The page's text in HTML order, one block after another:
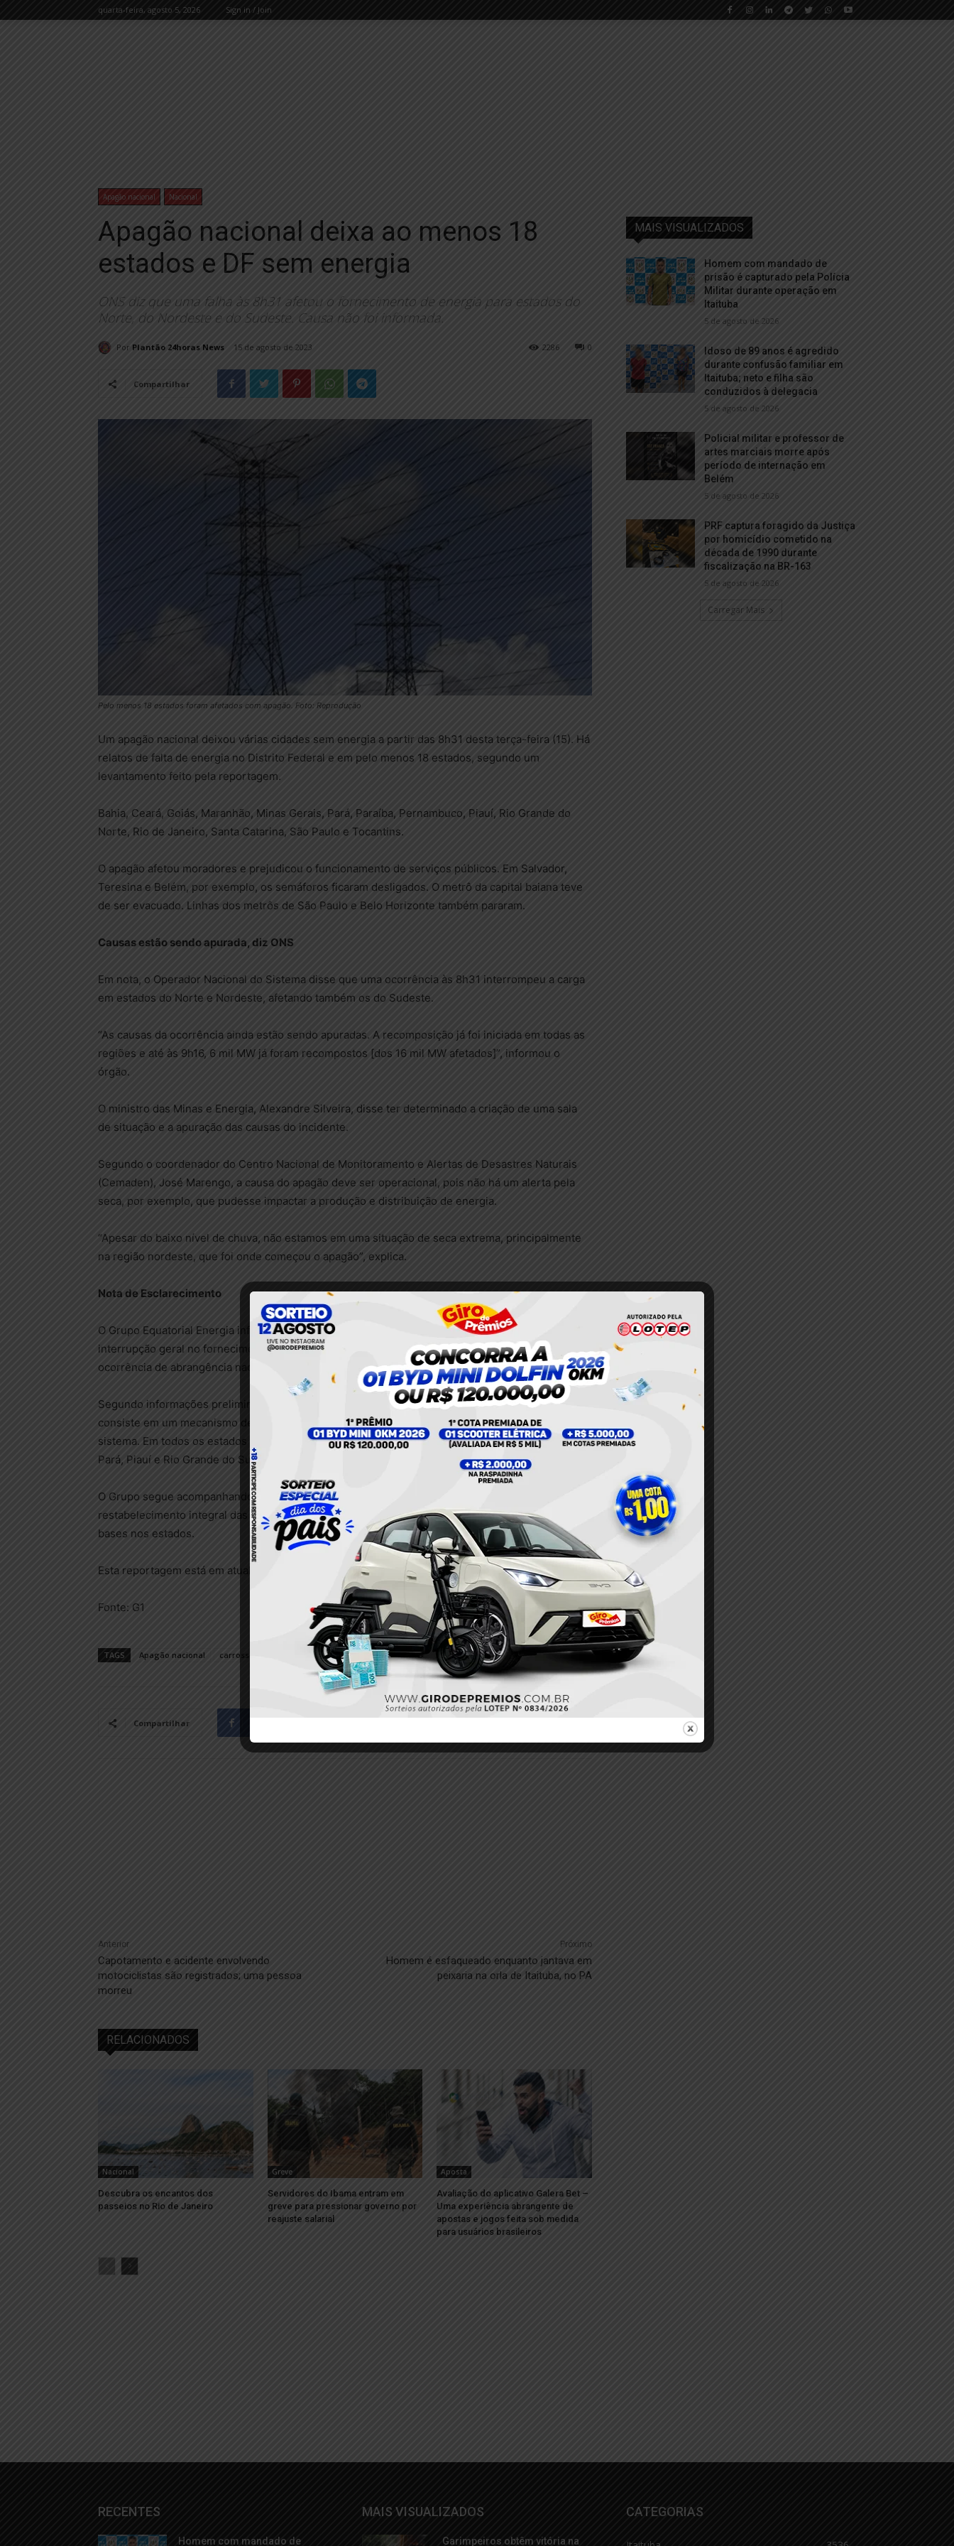
quarta-feira, agosto 5, 2026 Sign in / Join
Apagão nacional Nacional
Apagão nacional deixa ao menos 18
estados e DF sem energia
ONS diz que uma falha às 8h31 afetou o fornecimento de energia para estados do
Norte, do Nordeste e do Sudeste. Causa não foi informada.
Por Plantão 24horas News 15 de agosto de 2023 0
2286
Compartilhar
Pelo menos 18 estados foram afetados com apagão. Foto: Reprodução
Um apagão nacional deixou várias cidades sem energia a partir das 8h31 desta terça-feira (15). Há
relatos de falta de energia no Distrito Federal e em pelo menos 18 estados, segundo um
levantamento feito pela reportagem.
Bahia, Ceará, Goiás, Maranhão, Minas Gerais, Pará, Paraíba, Pernambuco, Piauí, Rio Grande do
Norte, Rio de Janeiro, Santa Catarina, São Paulo e Tocantins.
O apagão afetou moradores e prejudicou o funcionamento de serviços públicos. Em Salvador,
Teresina e Belém, por exemplo, os semáforos ficaram desligados. O metrô da capital baiana teve
de ser evacuado. Linhas dos metrôs de São Paulo e Belo Horizonte também pararam.
Causas estão sendo apurada, diz ONS
Em nota, o Operador Nacional do Sistema disse que uma ocorrência às 8h31 interrompeu a carga
em estados do Norte e Nordeste, afetando também os do Sudeste.
“As causas da ocorrência ainda estão sendo apuradas. A recomposição já foi iniciada em todas as
regiões e até às 9h16, 6 mil MW já foram recompostos [dos 16 mil MW afetados]”, informou o
órgão.
O ministro das Minas e Energia, Alexandre Silveira, disse ter determinado a criação de uma sala
de situação e a apuração das causas do incidente.
Segundo o coordenador do Centro Nacional de Monitoramento e Alertas de Desastres Naturais
(Cemaden), José Marengo, a causa do apagão deve ser operacional, pois não há um alerta pela
seca, por exemplo, que pudesse impactar a produção e distribuição de energia.
“Apesar do baixo nível de chuva, não estamos em uma situação de seca extrema, principalmente
na região nordeste, que foi onde começou o apagão”, explica.
Nota de Esclarecimento
O Grupo Equatorial Energia informa que houve registro, a partir das 8h31 desta terça-feira (15), de
interrupção geral no fornecimento de energia em vários estados do país, provocado por uma
ocorrência de abrangência nacional.
Segundo informações preliminares, houve atuação do Esquema Regional de Alívio de Carga, que
consiste em um mecanismo de proteção da rede para tentar restringir a perda de carga no
sistema. Em todos os estados em que há concessão do Grupo (Alagoas, Amapá, Maranhão, Goiás,
Pará, Piauí e Rio Grande do Sul, a normalização já foi iniciada.
O Grupo segue acompanhando junto ao Operador Nacional do Sistema as providências para o
restabelecimento integral das cargas e com equipes técnicas de prontidão em todas as suas
bases nos estados.
Esta reportagem está em atualização.
Fonte: G1
TAGS Apagão nacional carrossel
Compartilhar
Anterior
Capotamento e acidente envolvendo
motociclistas são registrados; uma pessoa
morreu
Próximo
Homem é esfaqueado enquanto jantava em
peixaria na orla de Itaituba, no PA
RELACIONADOS
Nacional
Descubra os encantos dos
passeios no Rio de Janeiro
Greve
Servidores do Ibama entram em
greve para pressionar governo por
reajuste salarial
Aposta
Avaliação do aplicativo Galera Bet –
Uma experiência abrangente de
apostas e jogos feita sob medida
para usuários brasileiros
MAIS VISUALIZADOS
Homem com mandado de
prisão é capturado pela Polícia
Militar durante operação em
Itaituba
5 de agosto de 2026
Idoso de 89 anos é agredido
durante confusão familiar em
Itaituba; neto e filha são
conduzidos à delegacia
5 de agosto de 2026
Policial militar e professor de
artes marciais morre após
período de internação em
Belém
5 de agosto de 2026
PRF captura foragido da Justiça
por homicídio cometido na
década de 1990 durante
fiscalização na BR-163
5 de agosto de 2026
Carregar Mais
RECENTES
Homem com mandado de
MAIS VISUALIZADOS
Garimpeiros obtêm vitória na
CATEGORIAS